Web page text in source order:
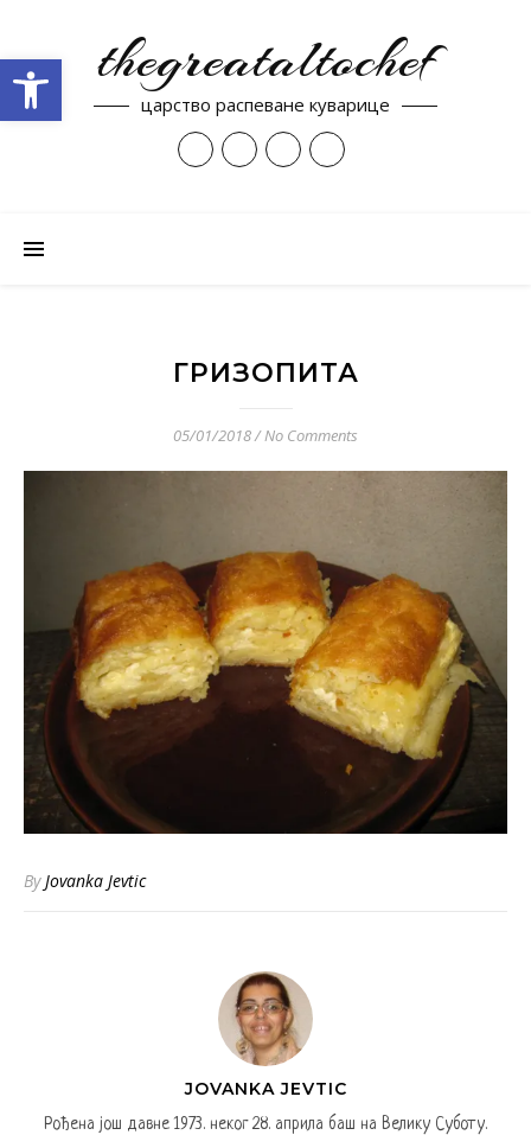
thegreataltochef
царство распеване куварице
ГРИЗОПИТА
05/01/2018/No Comments
ByJovanka Jevtic
JOVANKA JEVTIC
Рођена још давне 1973. неког 28. априла баш на Велику Суботу.
Open toolbar